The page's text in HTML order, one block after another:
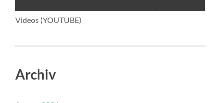
Videos (YOUTUBE)
Archiv